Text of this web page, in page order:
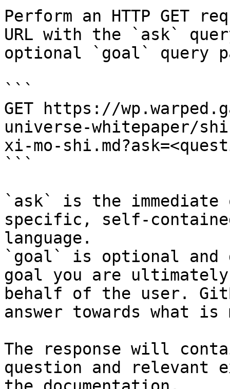
Perform an HTTP GET
URL with the `ask`
optional `goal` query
```
GET https://
universe-whitepaper/
xi-mo-
```
`ask` is the
specific, self-
language.
`goal` is optional and
goal you are
behalf of the user.
answer towards what
The response will
question and relevant